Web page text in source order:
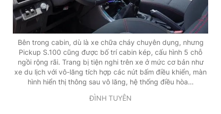
Bên trong cabin, dù là xe chữa cháy chuyên dụng, nhưng
Pickup S.100 cũng được bố trí cabin kép, cấu hình 5 chỗ
ngồi rộng rãi. Trang bị tiện nghi trên xe ở mức cơ bản như
xe du lịch với vô-lăng tích hợp các nút bấm điều khiển, màn
hình hiển thị thông sau vô lăng, hệ thống điều hòa…
ĐÌNH TUYÊN